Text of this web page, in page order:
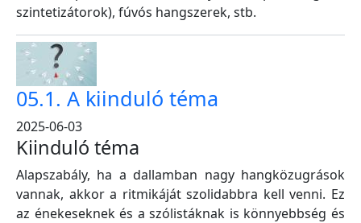
szintetizátorok), fúvós hangszerek, stb.
05.1. A kiinduló téma
2025-06-03
Kiinduló téma
Alapszabály, ha a dallamban nagy hangközugrások
vannak, akkor a ritmikáját szolidabbra kell venni. Ez
az énekeseknek és a szólistáknak is könnyebbség és